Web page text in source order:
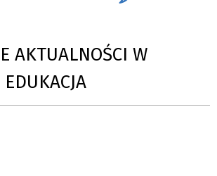
AKTUALNOŚCI W